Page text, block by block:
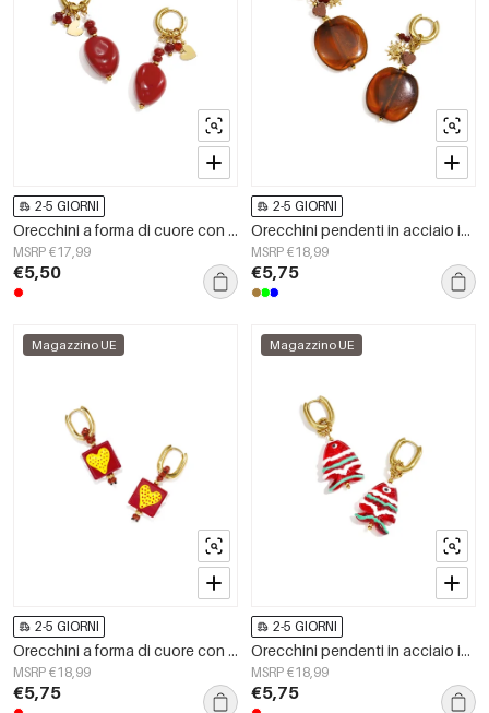
2-5 GIORNI
Orecchini a forma di cuore con perline in acciaio inossidabile, serie Simple Daily Simple, gioielli da donna.
MSRP €17,99
€5,50
2-5 GIORNI
Orecchini pendenti in acciaio inossidabile a forma di fiore, serie Daily Simple, gioielli da donna
MSRP €18,99
€5,75
Magazzino UE
2-5 GIORNI
Orecchini a forma di cuore con perline in acciaio inossidabile, serie Cute Daily Simple, gioielli da donna
MSRP €18,99
€5,75
Magazzino UE
2-5 GIORNI
Orecchini pendenti in acciaio inossidabile a forma di pesce, serie Simple Daily Simple, gioielli da donna
MSRP €18,99
€5,75